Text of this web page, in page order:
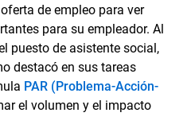
de empleo para ver
para su empleador. Al
puesto de asistente social,
destacó en sus tareas
PAR (Problema-Acción-
el volumen y el impacto